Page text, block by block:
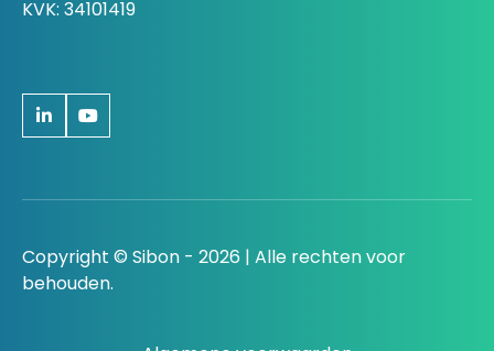
KVK: 34101419
Copyright © Sibon - 2026 | Alle rechten voor
behouden.